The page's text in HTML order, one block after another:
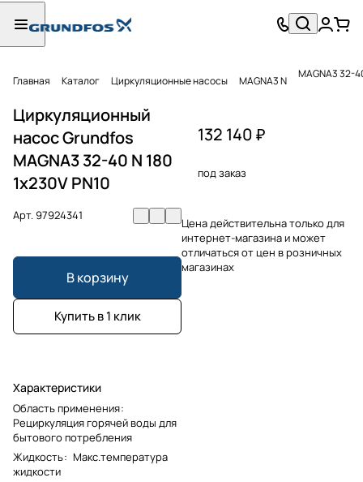
Главная Каталог Циркуляционные насосы MAGNA3 N MAGNA3 32-
Циркуляционный
насос Grundfos
MAGNA3 32-40 N 180
1x230V PN10
Арт.97924341
В корзину
Купить в 1 клик
Характеристики
Область применения:
Рециркуляция горячей воды для
бытового потребления
Жидкость: Макс.температура
жидкости
132 140 ₽
под заказ
Цена действительна только для
интернет-магазина и может
отличаться от цен в розничных
магазинах